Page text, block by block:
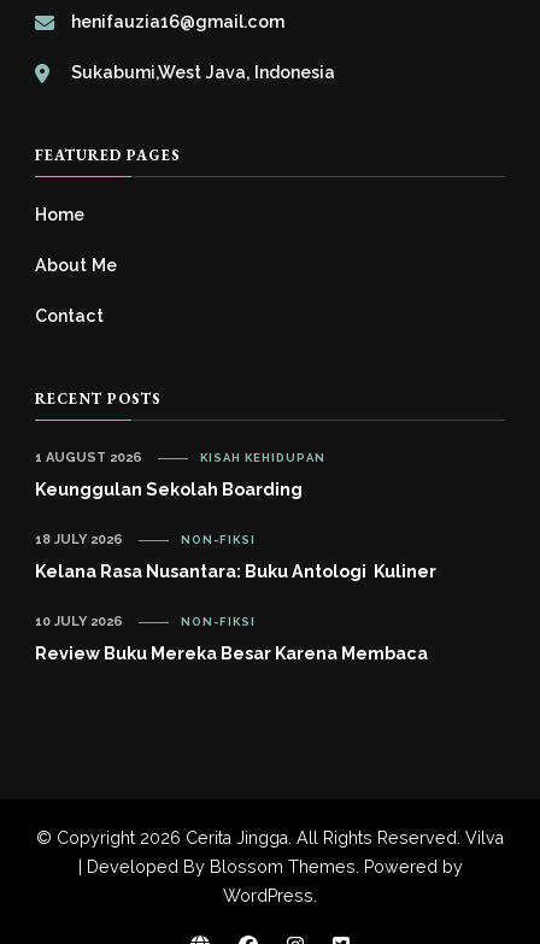
henifauzia16@gmail.com
Sukabumi,West Java, Indonesia
FEATURED PAGES
Home
About Me
Contact
RECENT POSTS
KISAH KEHIDUPAN
Keunggulan Sekolah Boarding
1 AUGUST 2026
NON-FIKSI
Kelana Rasa Nusantara: Buku Antologi Kuliner
18 JULY 2026
NON-FIKSI
Review Buku Mereka Besar Karena Membaca
10 JULY 2026
© Copyright 2026 Cerita Jingga. All Rights Reserved. Vilva
| Developed By Blossom Themes. Powered by
WordPress.